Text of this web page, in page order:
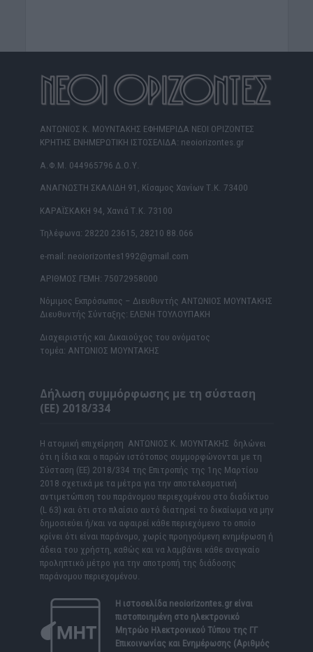
ΑΝΤΩΝΙΟΣ Κ. ΜΟΥΝΤΑΚΗΣ ΕΦΗΜΕΡΙΔΑ ΝΕΟΙ ΟΡΙΖΟΝΤΕΣ
ΚΡΗΤΗΣ ΕΝΗΜΕΡΩΤΙΚΗ ΙΣΤΟΣΕΛΙΔΑ: neoiorizontes.gr
Α.Φ.Μ. 044965796 Δ.Ο.Υ.
ΑΝΑΓΝΩΣΤΗ ΣΚΑΛΙΔΗ 91, Κίσαμος Χανίων Τ.Κ. 73400
ΚΑΡΑΪΣΚΑΚΗ 94, Χανιά Τ.Κ. 73100
Τηλέφωνα: 28220 23615, 28210 88.066
e-mail: neoiorizontes1992@gmail.com
ΑΡΙΘΜΟΣ ΓΕΜΗ: 75072958000
Νόμιμος Εκπρόσωπος – Διευθυντής ΑΝΤΩΝΙΟΣ ΜΟΥΝΤΑΚΗΣ
Διευθυντής Σύνταξης: ΕΛΕΝΗ ΤΟΥΛΟΥΠΑΚΗ
Διαχειριστής και Δικαιούχος του ονόματος
τομέα: ΑΝΤΩΝΙΟΣ ΜΟΥΝΤΑΚΗΣ
Δήλωση συμμόρφωσης με τη σύσταση
(ΕΕ) 2018/334
Η ατομική επιχείρηση ΑΝΤΩΝΙΟΣ Κ. ΜΟΥΝΤΑΚΗΣ δηλώνει
ότι η ίδια και ο παρών ιστότοπος συμμορφώνονται με τη
Σύσταση (ΕΕ) 2018/334 της Επιτροπής της 1ης Μαρτίου
2018 σχετικά με τα μέτρα για την αποτελεσματική
αντιμετώπιση του παράνομου περιεχομένου στο διαδίκτυο
(L 63) και ότι στο πλαίσιο αυτό διατηρεί το δικαίωμα να μην
δημοσιεύει ή/και να αφαιρεί κάθε περιεχόμενο το οποίο
κρίνει ότι είναι παράνομο, χωρίς προηγούμενη ενημέρωση ή
άδεια του χρήστη, καθώς και να λαμβάνει κάθε αναγκαίο
προληπτικό μέτρο για την αποτροπή της διάδοσης
παράνομου περιεχομένου.
Η ιστοσελίδα neoiorizontes.grείναι
πιστοποιημένη στο ηλεκτρονικό
Μητρώο Ηλεκτρονικού Τύπου της ΓΓ
Επικοινωνίας και Ενημέρωσης (Αριθμός